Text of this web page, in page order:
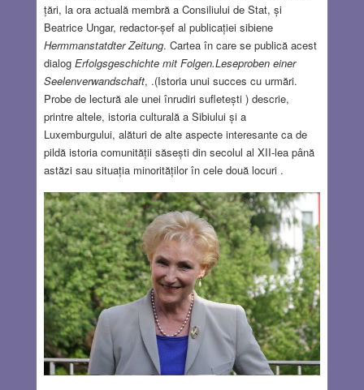
țări, la ora actuală membră a Consiliului de Stat, și
Beatrice Ungar, redactor-șef al publicației sibiene
Hermmanstatdter Zeitung. Cartea în care se publică acest
dialog Erfolgsgeschichte mit Folgen.Leseproben einer
Seelenverwandschaft, .(Istoria unui succes cu urmări.
Probe de lectură ale unei înrudiri sufletești ) descrie,
printre altele, istoria culturală a Sibiului și a
Luxemburgului, alături de alte aspecte interesante ca de
pildă istoria comunității săsești din secolul al XII-lea până
astăzi sau situația minorităților în cele două locuri .